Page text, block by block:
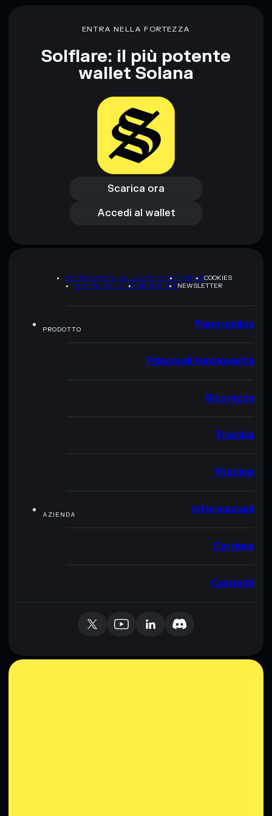
concentrazione di oltre l’80% Republican Party
Disclaimer: Queste informazioni hanno esclusivamente scopi
Informati sempre autonomamente. Dati forniti da
ENTRA NELLA FORTEZZA
Solflare: il più potente
wallet Solana
Scarica ora
Scarica ora
Accedi al wallet
Accedi al wallet
INFORMATIVA SULLA PRIVACYTERMSCOOKIES
MAPPA DEL SITOBRAND KITNEWSLETTER
PRODOTTO Panoramica
Principali funzionalità
Sicurezza
Trading
Staking
AZIENDA Informazioni
Carriere
Contatti